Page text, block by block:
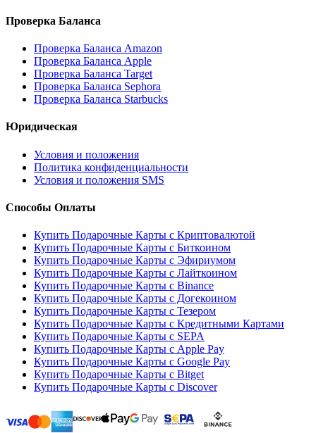
Проверка Баланса
Проверка Баланса Amazon
Проверка Баланса Apple
Проверка Баланса Target
Проверка Баланса Sephora
Проверка Баланса Starbucks
Юридическая
Условия и положения
Политика конфиденциальности
Условия и положения SMS
Способы Оплаты
Купить Подарочные Карты с Криптовалютой
Купить Подарочные Карты с Биткоином
Купить Подарочные Карты с Эфириумом
Купить Подарочные Карты с Лайткоином
Купить Подарочные Карты с Binance
Купить Подарочные Карты с Догекоином
Купить Подарочные Карты с Тезером
Купить Подарочные Карты с Кредитными Картами
Купить Подарочные Карты с SEPA
Купить Подарочные Карты с Apple Pay
Купить Подарочные Карты с Google Pay
Купить Подарочные Карты с Bitget
Купить Подарочные Карты с Discover